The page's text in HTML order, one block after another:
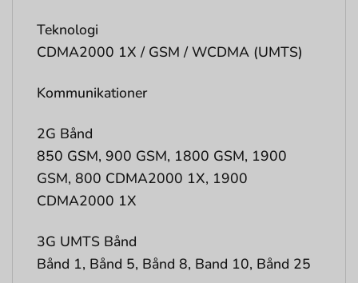
Teknologi
CDMA2000 1X / GSM / WCDMA (UMTS)
Kommunikationer
2G Bånd
850 GSM, 900 GSM, 1800 GSM, 1900
GSM, 800 CDMA2000 1X, 1900
CDMA2000 1X
3G UMTS Bånd
Bånd 1, Bånd 5, Bånd 8, Band 10, Bånd 25